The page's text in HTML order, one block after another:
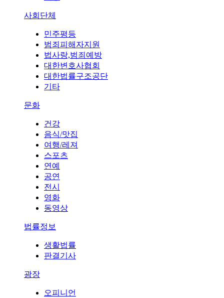
사회단체
민주평등
범죄피해자지원
법사랑,범죄예방
대한변호사협회
대한법률구조공단
기타
문화
건강
음식/맛집
여행/레져
스포츠
연예
공연
전시
영화
동영상
법률정보
생활법률
판결기사
광장
오피니언